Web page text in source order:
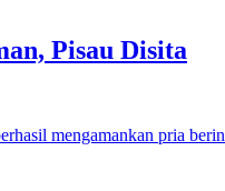
Pisau Disita